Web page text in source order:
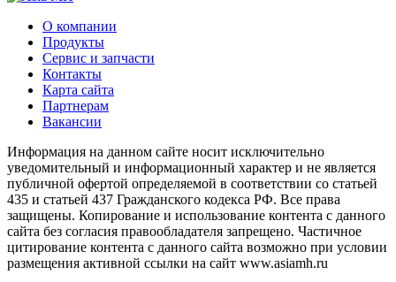
О компании
Продукты
Сервис и запчасти
Контакты
Карта сайта
Партнерам
Вакансии
Информация на данном сайте носит исключительно
уведомительный и информационный характер и не является
публичной офертой определяемой в соответствии со статьей
435 и статьей 437 Гражданского кодекса РФ. Все права
защищены. Копирование и использование контента с данного
сайта без согласия правообладателя запрещено. Частичное
цитирование контента с данного сайта возможно при условии
размещения активной ссылки на сайт www.asiamh.ru